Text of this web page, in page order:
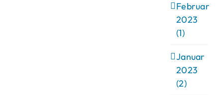
Februar
2023
(1)
Januar
2023
(2)